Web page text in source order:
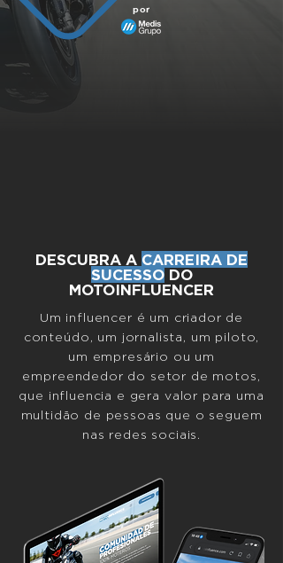
por
DESCUBRA A CARREIRA DE
SUCESSODO
MOTOINFLUENCER
Um influencer é um criador de
conteúdo, um jornalista, um piloto,
um empresário ou um
empreendedor do setor de motos,
que influencia e gera valor para uma
multidão de pessoas que o seguem
nas redes sociais.